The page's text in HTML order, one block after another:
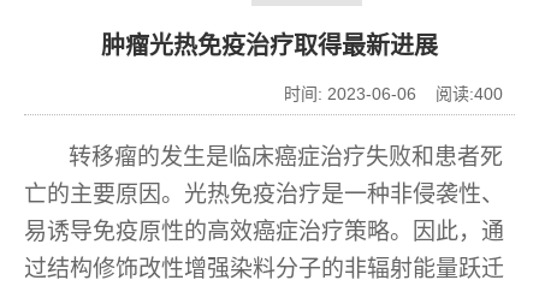
肿瘤光热免疫治疗取得最新进展
时间: 2023-06-06 阅读:400
转移瘤的发生是临床癌症治疗失败和患者死
亡的主要原因。光热免疫治疗是一种非侵袭性、
易诱导免疫原性的高效癌症治疗策略。因此，通
过结构修饰改性增强染料分子的非辐射能量跃迁